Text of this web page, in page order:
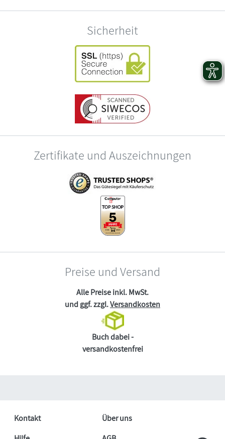
Sicherheit
Zertifikate und Auszeichnungen
Preise und Versand
Alle Preise inkl. MwSt.
und ggf. zzgl.Versandkosten
Buch dabei -
versandkostenfrei
Kontakt
Über uns